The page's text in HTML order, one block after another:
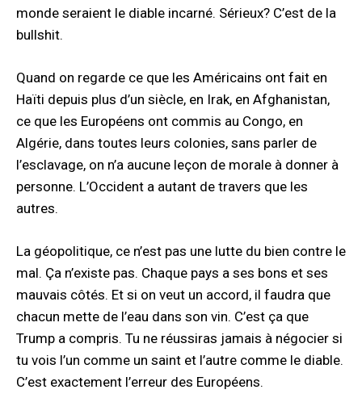
monde seraient le diable incarné. Sérieux? C’est de la
bullshit.
Quand on regarde ce que les Américains ont fait en
Haïti depuis plus d’un siècle, en Irak, en Afghanistan,
ce que les Européens ont commis au Congo, en
Algérie, dans toutes leurs colonies, sans parler de
l’esclavage, on n’a aucune leçon de morale à donner à
personne. L’Occident a autant de travers que les
autres.
La géopolitique, ce n’est pas une lutte du bien contre le
mal. Ça n’existe pas. Chaque pays a ses bons et ses
mauvais côtés. Et si on veut un accord, il faudra que
chacun mette de l’eau dans son vin. C’est ça que
Trump a compris. Tu ne réussiras jamais à négocier si
tu vois l’un comme un saint et l’autre comme le diable.
C’est exactement l’erreur des Européens.